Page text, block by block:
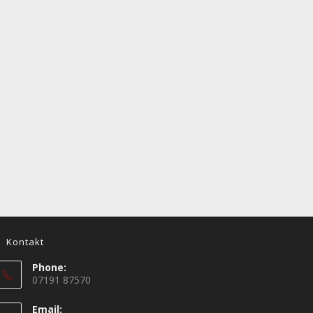
Kontakt
Phone:
07191 87570
Email: